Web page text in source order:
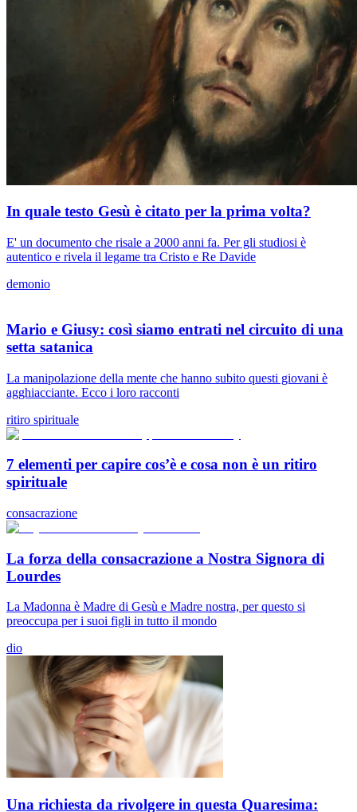
In quale testo Gesù è citato per la prima volta?
E' un documento che risale a 2000 anni fa. Per gli studiosi è
autentico e rivela il legame tra Cristo e Re Davide
demonio
Mario e Giusy: così siamo entrati nel circuito di una
setta satanica
La manipolazione della mente che hanno subito questi giovani è
agghiacciante. Ecco i loro racconti
ritiro spirituale
7 elementi per capire cos’è e cosa non è un ritiro
spirituale
consacrazione
La forza della consacrazione a Nostra Signora di
Lourdes
La Madonna è Madre di Gesù e Madre nostra, per questo si
preoccupa per i suoi figli in tutto il mondo
dio
Una richiesta da rivolgere in questa Quaresima: